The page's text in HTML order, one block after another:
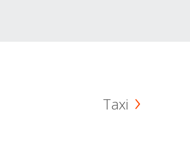
Taxi